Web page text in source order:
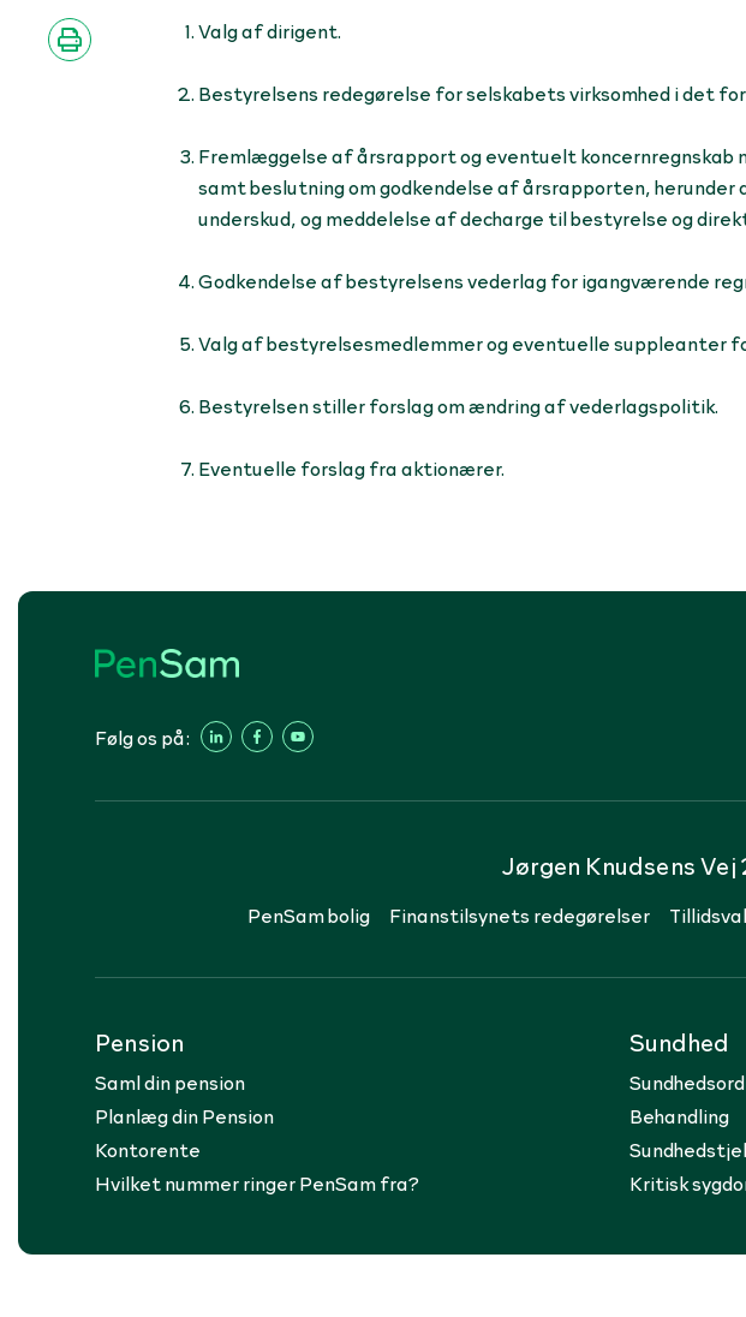
Valg af dirigent.
Bestyrelsens redegørelse for selskabets virksomhed i det
Fremlæggelse af årsrapport og eventuelt koncernregnskab
samt beslutning om godkendelse af årsrapporten,
underskud, og meddelelse af decharge til bestyrelse og
Godkendelse af bestyrelsens vederlag for igangværende
Valg af bestyrelsesmedlemmer og eventuelle suppleanter
Bestyrelsen stiller forslag om ændring af vederlagspolitik.
Eventuelle forslag fra aktionærer.
Følg os på:
Jørgen Knudsens
PenSam bolig Finanstilsynets redegørelser
Pension
Saml din pension
Planlæg din Pension
Kontorente
Hvilket nummer ringer PenSam fra?
Sundhed
Behandling
Kritisk